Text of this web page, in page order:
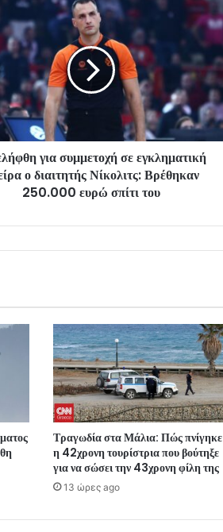
για συμμετοχή σε εγκληματική
ο διαιτητής Νίκολιτς: Βρέθηκαν
250.000 ευρώ σπίτι του
Τραγωδία στα Μάλια: Πώς πνίγηκε
η 42χρονη τουρίστρια που βούτηξε
για να σώσει την 43χρονη φίλη της
13 ώρες ago